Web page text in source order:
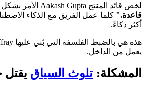
لخص قائد المنتج Aakash Gupta الأمر بشكل مثالي:
قاعدة." كلما عمل الفريق مع الذكاء
أكثر ذكاءً.
يعمل من الداخل.
المشكلة: تلوث السياق يقتل